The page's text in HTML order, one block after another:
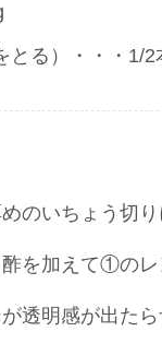
とる）・・・1/2
のいちょう切
を加えて①の
透明感が出た